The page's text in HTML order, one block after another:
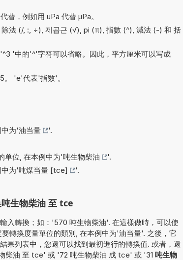
，例如用 uPa 代替 µPa。
法 (/, :, ÷), 제곱근 (√), pi (π), 指數 (^), 減法 (-) 和 括
'中的'^'字符可以省略。因此，平方厘米可以写成
。 'e'代表'指数'。
为'油当量
'.
单位, 在本例中为'吨生物柴油
'.
为'吨煤当量 [tce] '.
生物柴油 至 tce
入轉換；如：'570 吨生物柴油'. 在這樣做時，可以使
轉換度量單位的類別, 在本例中为'油当量'. 之後，它
果列表中，您還可以找到最初進行的轉換值. 或者，還
柴油 至 tce' 或 '72 吨生物柴油 成 tce' 或 '31 吨生物